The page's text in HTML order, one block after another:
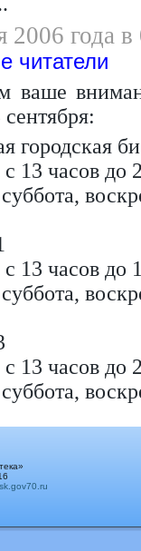
2006 года
читатели
ваше
городская
13 часов до
13 часов до
13 часов до